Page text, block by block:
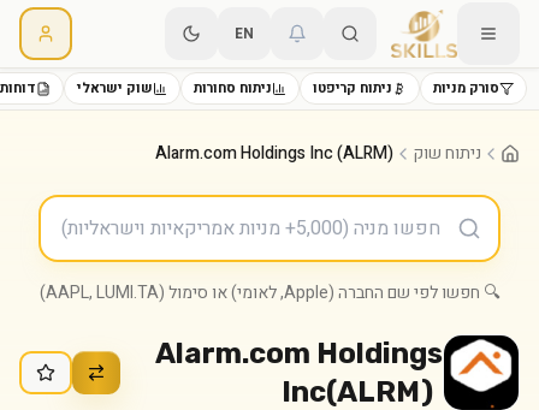
EN
סורק מניות ניתוח קריפטו ניתוח סחורות שוק ישראלי
ניתוח שוק Alarm.com Holdings Inc (ALRM)
🔍 חפשו לפי שם החברה (Apple, לאומי) או סימול (AAPL, LUMI.TA)
Alarm.com Holdings
Inc(ALRM)